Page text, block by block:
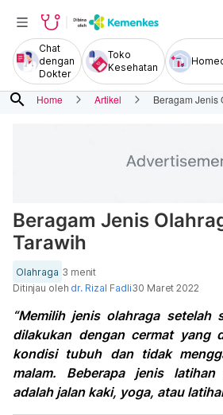
Chat
dengan
Dokter
Toko
Kesehatan
search Home Artikel Beragam Jenis
Beragam Jenis
Tarawih
Olahraga 3 menit
Ditinjau oleh dr. Rizal Fadli30 Maret 2022
“Memilih jenis olahraga setelah
dilakukan dengan cermat yang
kondisi tubuh dan tidak
malam. Beberapa jenis
adalah jalan kaki, yoga, atau